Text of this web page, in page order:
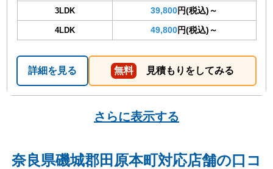
3LDK 39,800円(税込)～
4LDK 49,800円(税込)～
詳細を見る 無料 見積もりをしてみる
さらに表示する
奈良県磯城郡田原本町対応店舗の口コ